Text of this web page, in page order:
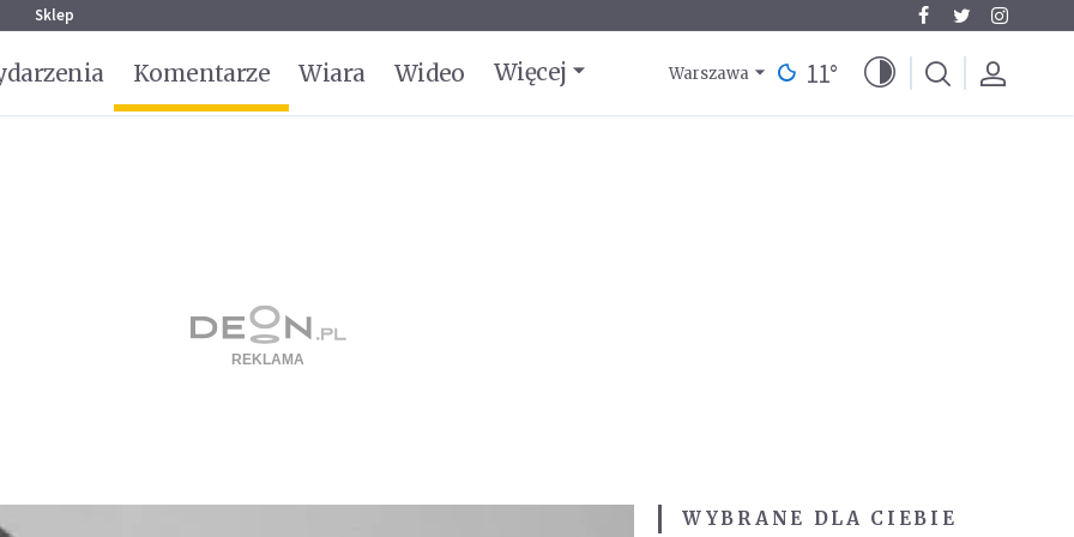
Sklep
Komentarze Wiara Wideo Więcej Warszawa 11°
WYBRANE DLA CIEBIE